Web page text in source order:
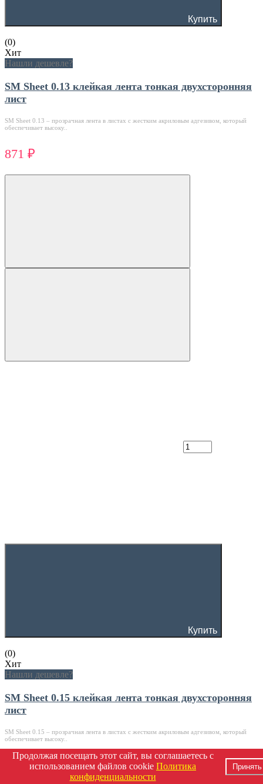
Купить
(0)
Хит
Нашли дешевле?
SM Sheet 0.13 клейкая лента тонкая двухсторонняя
лист
SM Sheet 0.13 – прозрачная лента в листах с жестким акриловым адгезивом, который
обеспечивает высоку..
871 ₽
Купить
(0)
Хит
Нашли дешевле?
SM Sheet 0.15 клейкая лента тонкая двухсторонняя
лист
SM Sheet 0.15 – прозрачная лента в листах с жестким акриловым адгезивом, который
обеспечивает высоку..
842 ₽
Продолжая посещать этот сайт, вы соглашаетесь с
использованием файлов cookie Политика
конфиденциальности
Принять